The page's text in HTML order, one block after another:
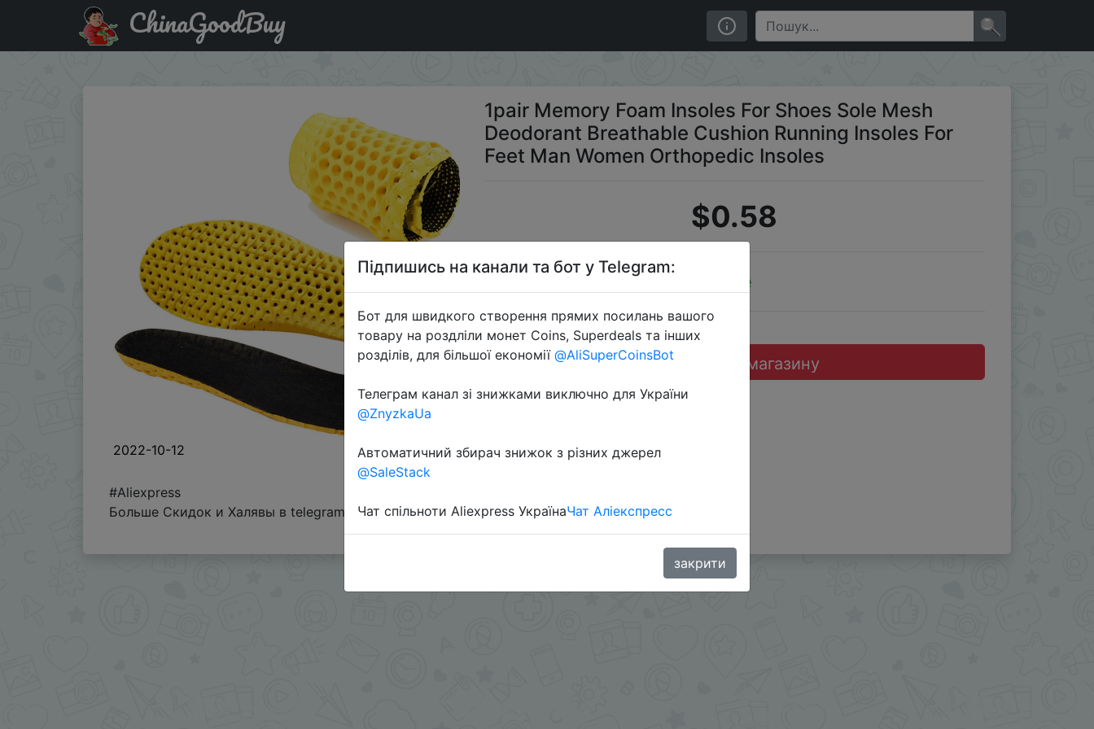
Купити на розпродажі 1pair Memory Foam Insoles For Shoes Sole Mesh Deodorant Breathable Cushion Running Insoles For Feet Man Women Orthopedic Insoles
ChinaGoodBuy
2022-10-12
1pair Memory Foam Insoles For Shoes Sole Mesh
Deodorant Breathable Cushion Running Insoles For
Feet Man Women Orthopedic Insoles
$0.58
Sale
Перейти до магазину
#Aliexpress
Больше Скидок и Халявы в telegram
t.me/%2B8jHVizJO6XY3M2Qy
Підпишись на канали та бот у Telegram:
Бот для швидкого створення прямих посилань вашого
товару на роздліли монет Coins, Superdeals та інших
розділів, для більшої економії @AliSuperCoinsBot
Телеграм канал зі знижками виключно для України
@ZnyzkaUa
Автоматичний збирач знижок з різних джерел
@SaleStack
Чат спільноти Aliexpress УкраїнаЧат Аліекспресс
закрити